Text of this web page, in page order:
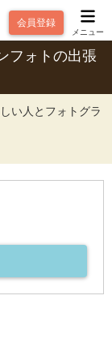
会員登録
メニュー
フォトの出張
い人とフォトグラ